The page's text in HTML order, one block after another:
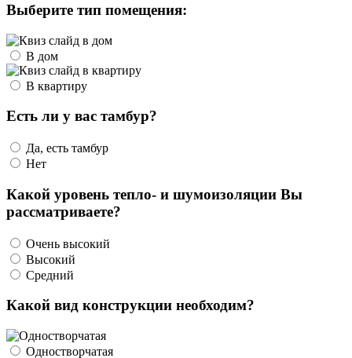
Выберите тип помещения:
В дом
В квартиру
Есть ли у вас тамбур?
Да, есть тамбур
Нет
Какой уровень тепло- и шумоизоляции Вы
рассматриваете?
Очень высокий
Высокий
Средний
Какой вид конструкции необходим?
Одностворчатая